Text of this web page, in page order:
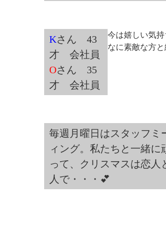
Kさん 43
才 会社員
Oさん 35
才 会社員
今は嬉しい気
なに素敵な方
毎週月曜日はスタッフミ
ィング。私たちと一緒に
って、クリスマスは恋人
人で・・・💕